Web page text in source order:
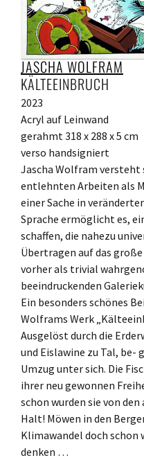
JASCHA WOLFRAM
KÄLTEEINBRUCH
2023
Acryl auf Leinwand
gerahmt 318 x 288 x 5 cm
verso handsigniert
Jascha Wolfram versteht
entlehnten Arbeiten als
einer Sache in
Sprache ermöglicht es,
schaffen, die nahezu
Übertragen auf das
vorher als trivial
beeindruckenden
Ein besonders schönes
Wolframs Werk
Ausgelöst durch die
und Eislawine zu Tal, be-
Umzug unter sich. Die
ihrer neu gewonnen
schon wurden sie von
Halt! Möwen in den
Klimawandel doch
denken …